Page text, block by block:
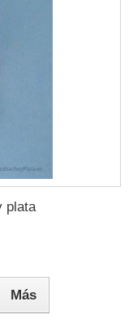
plata
Más